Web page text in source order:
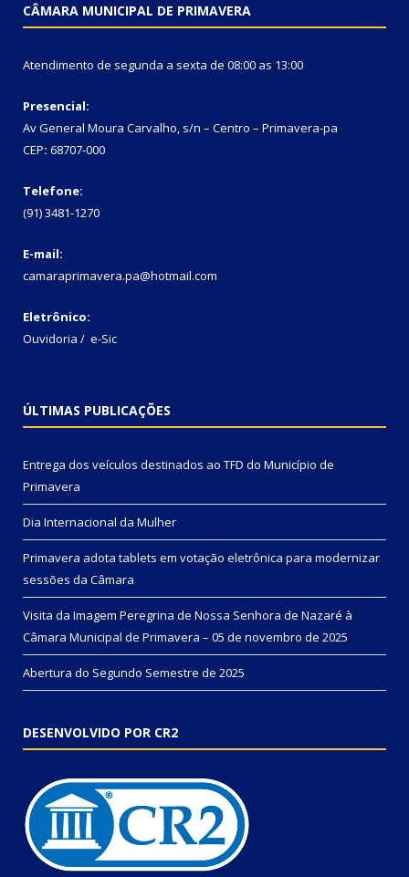
CÂMARA MUNICIPAL DE PRIMAVERA
Atendimento de segunda a sexta de 08:00 as 13:00
Presencial:
Av General Moura Carvalho, s/n – Centro – Primavera-pa
CEP: 68707-000
Telefone:
(91) 3481-1270
E-mail:
camaraprimavera.pa@hotmail.com
Eletrônico:
Ouvidoria / e-Sic
ÚLTIMAS PUBLICAÇÕES
Entrega dos veículos destinados ao TFD do Município de
Primavera
Dia Internacional da Mulher
Primavera adota tablets em votação eletrônica para modernizar
sessões da Câmara
Visita da Imagem Peregrina de Nossa Senhora de Nazaré à
Câmara Municipal de Primavera – 05 de novembro de 2025
Abertura do Segundo Semestre de 2025
DESENVOLVIDO POR CR2